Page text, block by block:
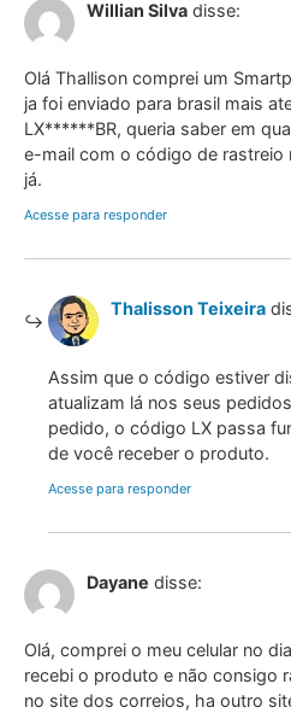
Willian Silva disse:
Olá Thallison comprei um
ja foi enviado para brasil mais
LX******BR, queria saber em
e-mail com o código de rastreio
já.
Acesse para responder
Thalisson Teixeira
Assim que o código estiver
atualizam lá nos seus
pedido, o código LX passa
de você receber o produto.
Acesse para responder
Dayane disse:
Olá, comprei o meu celular no
recebi o produto e não consigo
no site dos correios, ha outro